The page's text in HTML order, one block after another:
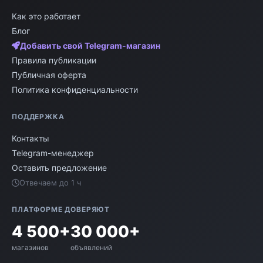
Как это работает
Блог
Добавить свой Telegram-магазин
Правила публикации
Публичная оферта
Политика конфиденциальности
ПОДДЕРЖКА
Контакты
Telegram-менеджер
Оставить предложение
Отвечаем до 1 ч
ПЛАТФОРМЕ ДОВЕРЯЮТ
4 500+
магазинов
30 000+
объявлений